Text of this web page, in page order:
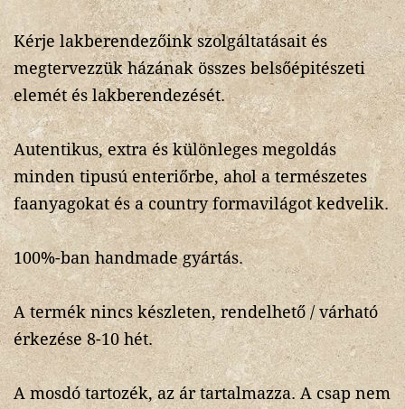
Kérje lakberendezőink szolgáltatásait és
megtervezzük házának összes belsőépitészeti
elemét és lakberendezését.
Autentikus, extra és különleges megoldás
minden tipusú enteriőrbe, ahol a természetes
faanyagokat és a country formavilágot kedvelik.
100%-ban handmade gyártás.
A termék nincs készleten, rendelhető / várható
érkezése 8-10 hét.
A mosdó tartozék, az ár tartalmazza. A csap nem